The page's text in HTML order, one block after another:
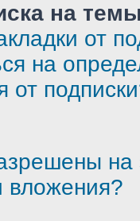
на
от
на
от
вложения?